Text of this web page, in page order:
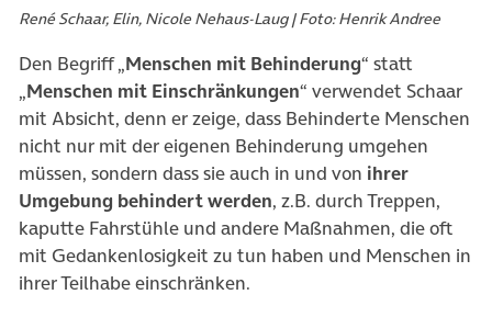
René Schaar, Elin, Nicole Nehaus-Laug | Foto: Henrik Andree
Den Begriff „Menschen mit Behinderung“ statt
„Menschen mit Einschränkungen“ verwendet Schaar
mit Absicht, denn er zeige, dass Behinderte Menschen
nicht nur mit der eigenen Behinderung umgehen
müssen, sondern dass sie auch in und von ihrer
Umgebung behindert werden, z.B. durch Treppen,
kaputte Fahrstühle und andere Maßnahmen, die oft
mit Gedankenlosigkeit zu tun haben und Menschen in
ihrer Teilhabe einschränken.